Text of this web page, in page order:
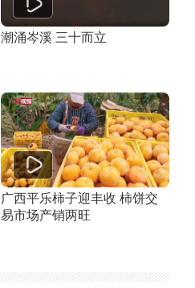
潮涌岑溪 三十而立
广西平乐柿子迎丰收 柿饼交
易市场产销两旺